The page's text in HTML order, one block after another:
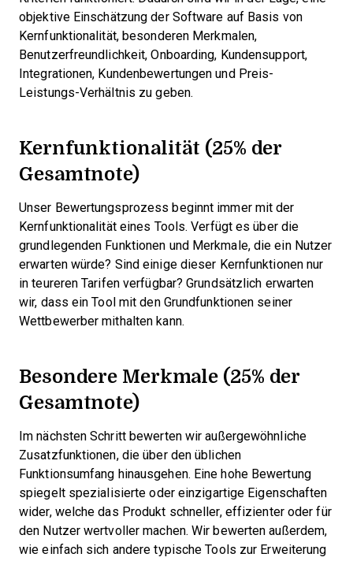
objektive Einschätzung der Software auf Basis von
Kernfunktionalität, besonderen Merkmalen,
Benutzerfreundlichkeit, Onboarding, Kundensupport,
Integrationen, Kundenbewertungen und Preis-
Leistungs-Verhältnis zu geben.
Kernfunktionalität (25% der
Gesamtnote)
Unser Bewertungsprozess beginnt immer mit der
Kernfunktionalität eines Tools. Verfügt es über die
grundlegenden Funktionen und Merkmale, die ein Nutzer
erwarten würde? Sind einige dieser Kernfunktionen nur
in teureren Tarifen verfügbar? Grundsätzlich erwarten
wir, dass ein Tool mit den Grundfunktionen seiner
Wettbewerber mithalten kann.
Besondere Merkmale (25% der
Gesamtnote)
Im nächsten Schritt bewerten wir außergewöhnliche
Zusatzfunktionen, die über den üblichen
Funktionsumfang hinausgehen. Eine hohe Bewertung
spiegelt spezialisierte oder einzigartige Eigenschaften
wider, welche das Produkt schneller, effizienter oder für
den Nutzer wertvoller machen. Wir bewerten außerdem,
wie einfach sich andere typische Tools zur Erweiterung